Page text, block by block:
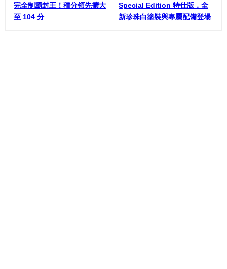
完全制霸封王！積分領先擴大
至 104 分
Special Edition 特仕版，全
新珍珠白塗裝與專屬配備登場